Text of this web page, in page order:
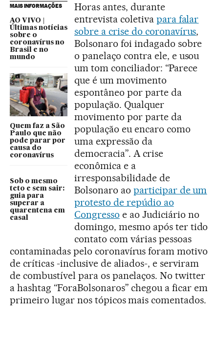
MAIS INFORMAÇÕES
AO VIVO |
Últimas notícias
sobre o
coronavírus no
Brasil e no
mundo
Quem faz a São
Paulo que não
pode parar por
causa do
coronavírus
Sob o mesmo
teto e sem sair:
guia para
superar a
quarentena em
casal
Horas antes, durante
entrevista coletiva para falar
sobre a crise do coronavírus,
Bolsonaro foi indagado sobre
o panelaço contra ele, e usou
um tom conciliador: “Parece
que é um movimento
espontâneo por parte da
população. Qualquer
movimento por parte da
população eu encaro como
uma expressão da
democracia”. A crise
econômica e a
irresponsabilidade de
Bolsonaro ao participar de um
protesto de repúdio ao
Congresso e ao Judiciário no
domingo, mesmo após ter tido
contato com várias pessoas
contaminadas pelo coronavírus foram motivo
de críticas -inclusive de aliados-, e serviram
de combustível para os panelaços. No twitter
a hashtag “ForaBolsonaros” chegou a ficar em
primeiro lugar nos tópicos mais comentados.